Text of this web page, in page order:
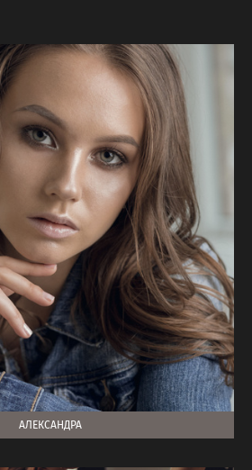
АЛЕКСАНДРА